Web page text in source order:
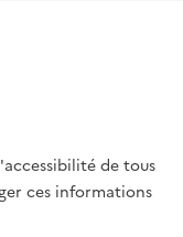
de tous
ces informations